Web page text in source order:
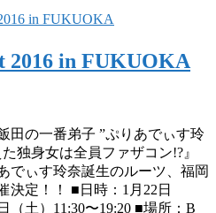
2016 in FUKUOKA
田の一番弟子 ”ぷりあでぃす玲
独身女は全員ファザコン!?』
でぃす玲奈誕生のルーツ、福岡
決定！！ ■日時：1月22日
（土）11:30〜19:20 ■場所：B